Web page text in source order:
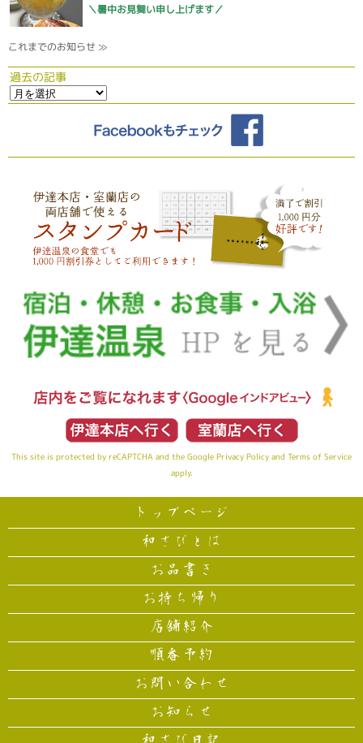
＼暑中お見舞い申し上げます／
これまでのお知らせ ≫
過去の記事
This site is protected by reCAPTCHA and the Google Privacy Policy and Terms of Service
apply.
トップページ
和さびとは
お品書き
お持ち帰り
店舗紹介
順番予約
お問い合わせ
お知らせ